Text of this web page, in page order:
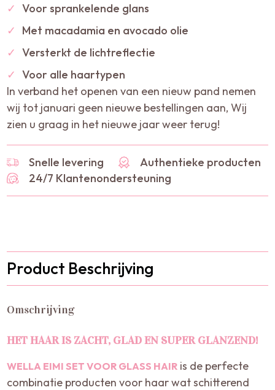
✓ Voor sprankelende glans
✓
Met macadamia en avocado olie
✓ Versterkt de lichtreflectie
✓ Voor alle haartypen
In verband het openen van een nieuw pand nemen
wij tot januari geen nieuwe bestellingen aan, Wij
zien u graag in het nieuwe jaar weer terug!
Snelle levering
Authentieke producten
24/7 Klantenondersteuning
Product Beschrijving
Omschrijving
HET HAAR IS ZACHT, GLAD EN SUPER GLANZEND!
WELLA EIMI SET VOOR GLASS HAIR is de perfecte
combinatie producten voor haar wat schitterend